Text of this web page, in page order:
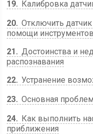
19
Калибровка
20 Отключить
помощи инструментов
21
Достоинства и
распознавания
22 Устранение
23 Основная
24
Как выполнить
приближения